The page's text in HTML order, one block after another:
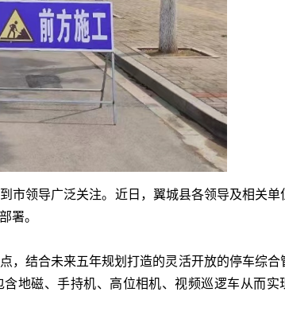
市领导广泛关注。 近日，翼城县各领导及相关单
署。
， 结合未来五年规划打造的灵活开放的停车综合
含地磁、手持机、高位相机、视频巡逻车从而实